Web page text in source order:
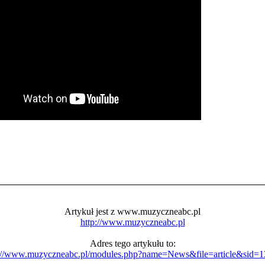
Artykuł jest z www.muzyczneabc.pl
http://www.muzyczneabc.pl
Adres tego artykułu to:
www.muzyczneabc.pl/